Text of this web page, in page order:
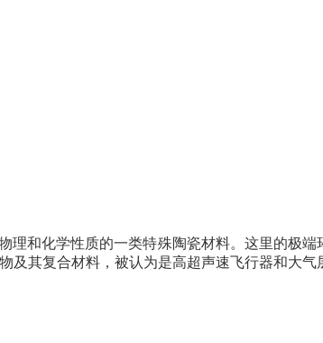
和化学性质的一类特殊陶瓷材料。这里的极
其复合材料，被认为是高超声速飞行器和大气